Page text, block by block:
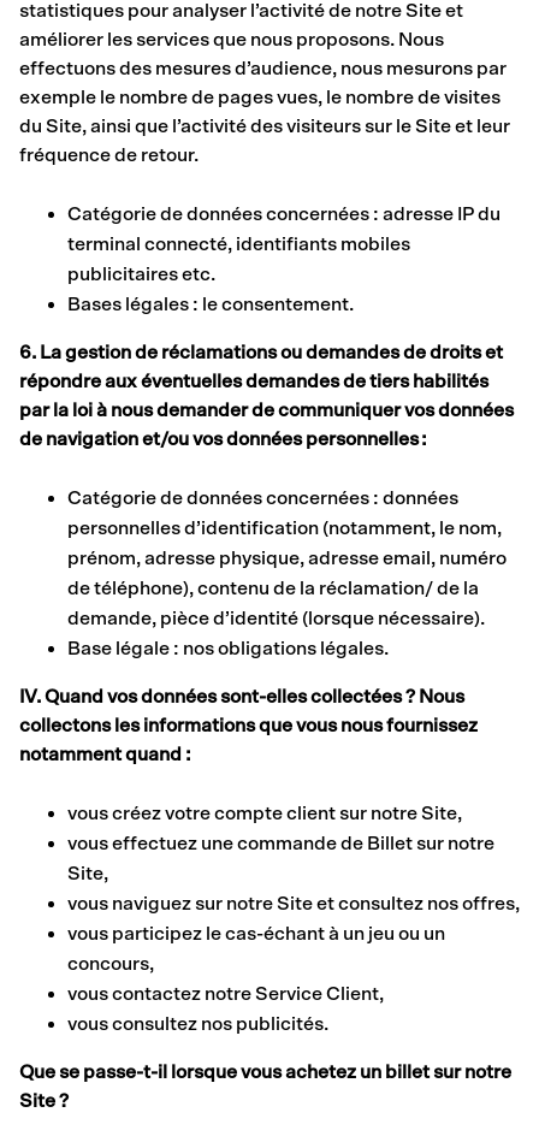
statistiques pour analyser l’activité de notre Site et
améliorer les services que nous proposons. Nous
effectuons des mesures d’audience, nous mesurons par
exemple le nombre de pages vues, le nombre de visites
du Site, ainsi que l’activité des visiteurs sur le Site et leur
fréquence de retour.
Catégorie de données concernées : adresse IP du
terminal connecté, identifiants mobiles
publicitaires etc.
Bases légales : le consentement.
6. La gestion de réclamations ou demandes de droits et
répondre aux éventuelles demandes de tiers habilités
par la loi à nous demander de communiquer vos données
de navigation et/ou vos données personnelles :
Catégorie de données concernées : données
personnelles d’identification (notamment, le nom,
prénom, adresse physique, adresse email, numéro
de téléphone), contenu de la réclamation/ de la
demande, pièce d’identité (lorsque nécessaire).
Base légale : nos obligations légales.
IV. Quand vos données sont-elles collectées ? Nous
collectons les informations que vous nous fournissez
notamment quand :
vous créez votre compte client sur notre Site,
vous effectuez une commande de Billet sur notre
Site,
vous naviguez sur notre Site et consultez nos offres,
vous participez le cas-échant à un jeu ou un
concours,
vous contactez notre Service Client,
vous consultez nos publicités.
Que se passe-t-il lorsque vous achetez un billet sur notre
Site ?